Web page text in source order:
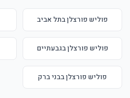
פוליש פורצלן בתל אביב
פוליש פורצלן בגבעתיים
פוליש פורצלן בבני ברק